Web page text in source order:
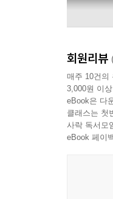
회원리뷰
매주 10건의
3,000원 이
eBook은 다
클래스는 첫
사락 독서모
eBook 페이